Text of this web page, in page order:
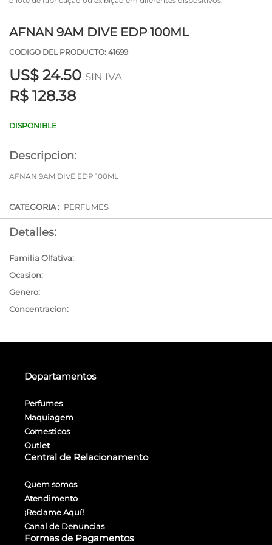
AFNAN 9AM DIVE EDP 100ML
CODIGO DEL PRODUCTO: 41699
US$ 24.50 SIN IVA
R$ 128.38
DISPONIBLE
Descripcion:
AFNAN 9AM DIVE EDP 100ML
CATEGORIA : PERFUMES
Detalles:
Familia Olfativa:
Ocasion:
Genero:
Concentracion:
Departamentos
Perfumes
Maquiagem
Comesticos
Outlet
Central de Relacionamento
Quem somos
Atendimento
¡Reclame Aquí!
Canal de Denuncias
Formas de Pagamentos